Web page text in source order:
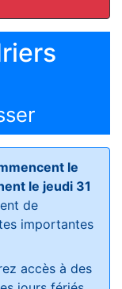
le
le jeudi 31
de
importantes
accès à des